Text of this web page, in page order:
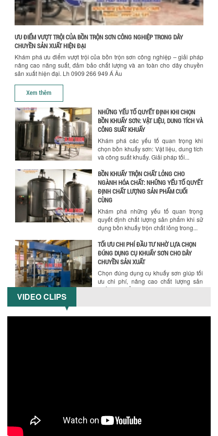
Chính sách bảo hành
Chính sách giao hàng
Hướng dẫn thanh toán mua hàng
ƯU ĐIỂM VƯỢT TRỘI CỦA BỒN TRỘN SƠN CÔNG NGHIỆP TRONG DÂY
CHUYỀN SẢN XUẤT HIỆN ĐẠI
Khám phá ưu điểm vượt trội của bồn trộn sơn công nghiệp – giải pháp
nâng cao năng suất, đảm bảo chất lượng và an toàn cho dây chuyền
sản xuất hiện đại. Lh 0909 266 949 Á Âu
Xem thêm
nghiệp giúp doanh nghiệp tiết kiệm
nguyên liệu, nhân công và chi phí vận
hành. Giải...
NHỮNG TIÊU CHÍ QUAN TRỌNG KHI LỰA
NHÀ MÁY
Khám phá những tiêu chí quan trọng
giúp doanh nghiệp lựa chọn máy khuấy
NHỮNG YẾU TỐ QUYẾT ĐỊNH KHI CHỌN
BỒN KHUẤY SƠN: VẬT LIỆU, DUNG TÍCH VÀ
CÔNG SUẤT KHUẤY
Khám phá các yếu tố quan trọng khi
chọn bồn khuấy sơn: Vật liệu, dung tích
và công suất khuấy. Giải pháp tối...
BỒN KHUẤY TRỘN CHẤT LỎNG CHO
NGÀNH HÓA CHẤT: NHỮNG YẾU TỐ QUYẾT
ĐỊNH CHẤT LƯỢNG SẢN PHẨM CUỐI
CÙNG
Khám phá những yếu tố quan trọng
quyết định chất lượng sản phẩm khi sử
dụng bồn khuấy trộn chất lỏng trong...
TỐI ƯU CHI PHÍ ĐẦU TƯ NHỜ LỰA CHỌN
ĐÚNG DỤNG CỤ KHUẤY SƠN CHO DÂY
CHUYỀN SẢN XUẤT
Chọn đúng dụng cụ khuấy sơn giúp tối
ưu chi phí, nâng cao chất lượng sản
xuất. Tìm hiểu giải pháp từ Công...
KHÍ NÉN TRONG NGÀNH SẢN XUẤT HIỆN
VIDEO CLIPS